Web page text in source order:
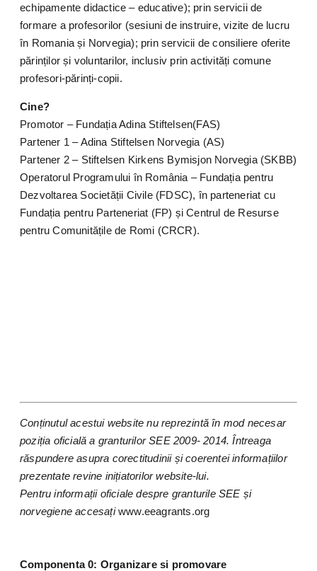
echipamente didactice – educative); prin servicii de
formare a profesorilor (sesiuni de instruire, vizite de lucru
în Romania și Norvegia); prin servicii de consiliere oferite
părinților și voluntarilor, inclusiv prin activități comune
profesori-părinți-copii.
Cine?
Promotor – Fundația Adina Stiftelsen(FAS)
Partener 1 – Adina Stiftelsen Norvegia (AS)
Partener 2 – Stiftelsen Kirkens Bymisjon Norvegia (SKBB)
Operatorul Programului în România – Fundația pentru
Dezvoltarea Societății Civile (FDSC), în parteneriat cu
Fundația pentru Parteneriat (FP) și Centrul de Resurse
pentru Comunitățile de Romi (CRCR).
Conținutul acestui website nu reprezintă în mod necesar
poziția oficială a granturilor SEE 2009- 2014. Întreaga
răspundere asupra corectitudinii și coerentei informațiilor
prezentate revine inițiatorilor website-lui.
Pentru informații oficiale despre granturile SEE și
norvegiene accesați www.eeagrants.org
Componenta 0: Organizare si promovare